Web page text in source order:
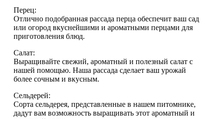
Перец:
Отлично подобранная рассада перца обеспечит ваш сад
или огород вкуснейшими и ароматными перцами для
приготовления блюд.
Салат:
Выращивайте свежий, ароматный и полезный салат с
нашей помощью. Наша рассада сделает ваш урожай
более сочным и вкусным.
Сельдерей:
Сорта сельдерея, представленные в нашем питомнике,
дадут вам возможность выращивать этот ароматный и